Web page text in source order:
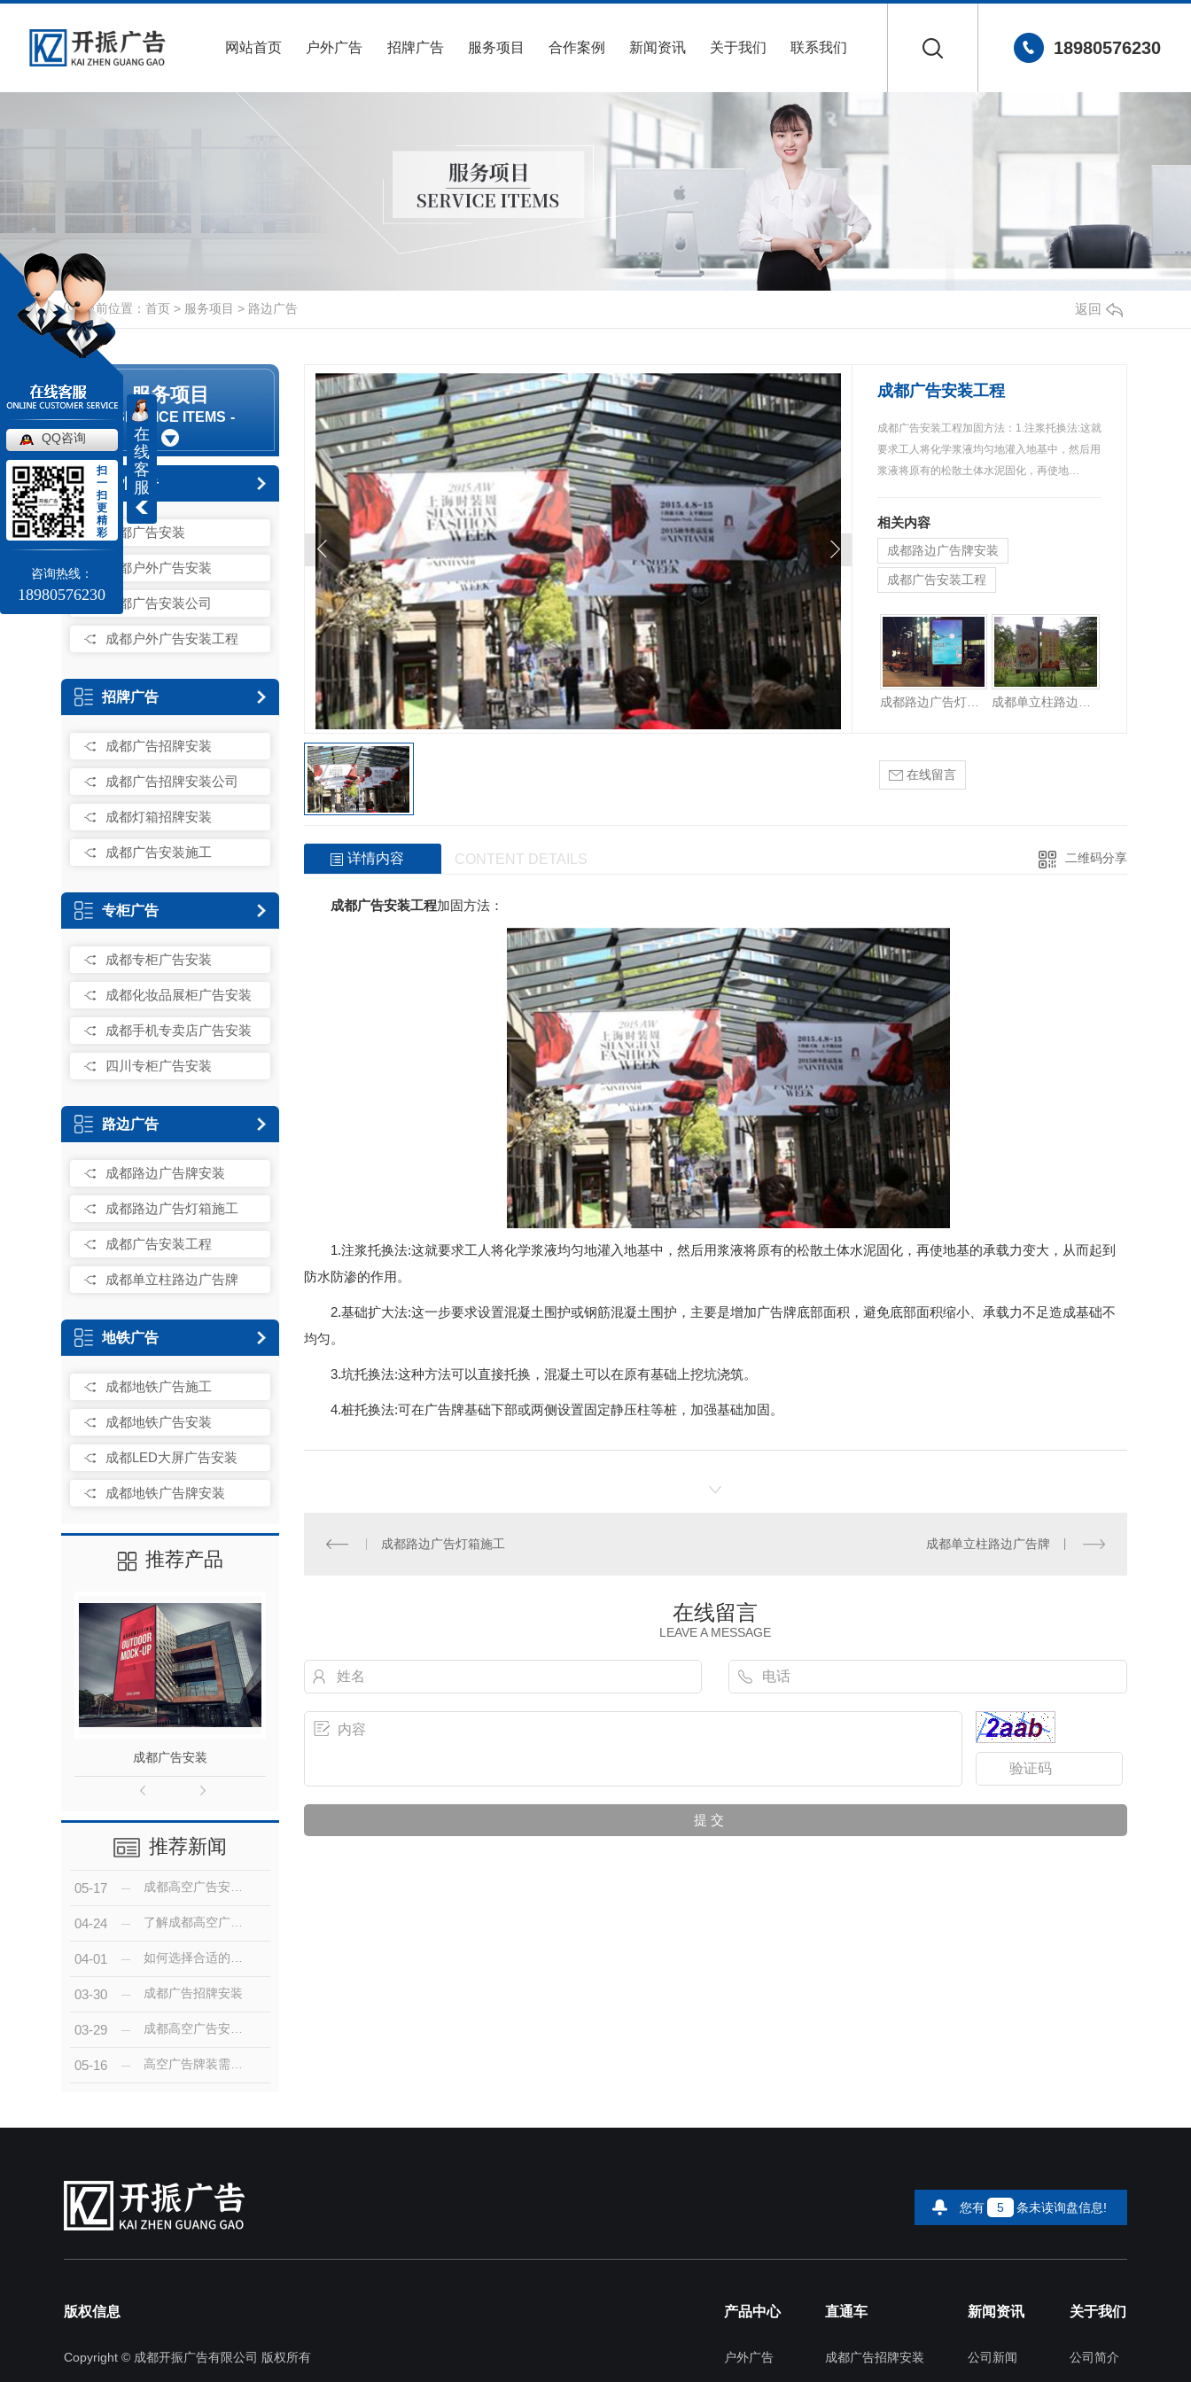
18980576230
网站首页 户外广告 招牌广告 服务项目 合作案例 新闻资讯 关于我们 联系我们
当前位置： 首页 > 服务项目 > 路边广告 返回
服务项目
SERVICE ITEMS
户外广告
成都广告安装
成都户外广告安装
成都广告安装公司
成都户外广告安装工程
招牌广告
成都广告招牌安装
成都广告招牌安装公司
成都灯箱招牌安装
成都广告安装施工
专柜广告
成都专柜广告安装
成都化妆品展柜广告安装
成都手机专卖店广告安装
四川专柜广告安装
路边广告
成都路边广告牌安装
成都路边广告灯箱施工
成都广告安装工程
成都单立柱路边广告牌
地铁广告
成都地铁广告施工
成都地铁广告安装
成都LED大屏广告安装
成都地铁广告牌安装
推荐产品
成都广告安装
推荐新闻
05-17
04-24
04-01
03-30 成都广告招牌安装
03-29
05-16
成都广告安装工程
成都广告安装工程加固方法：1.注浆托换法:这就
要求工人将化学浆液均匀地灌入地基中，然后用
浆液将原有的松散土体水泥固化，再使地…
相关内容
成都路边广告牌安装
成都广告安装工程
成都路边广告灯箱施工
在线留言
详情内容 CONTENT DETAILS 二维码分享
成都广告安装工程加固方法：
1.注浆托换法:这就要求工人将化学浆液均匀地灌入地基中，然后用浆液将原有的松散土体水泥固化，再使地基的承载力变大，从而起到
防水防渗的作用。
2.基础扩大法:这一步要求设置混凝土围护或钢筋混凝土围护，主要是增加广告牌底部面积，避免底部面积缩小、承载力不足造成基础不
均匀。
3.坑托换法:这种方法可以直接托换，混凝土可以在原有基础上挖坑浇筑。
4.桩托换法:可在广告牌基础下部或两侧设置固定静压柱等桩，加强基础加固。
成都路边广告灯箱施工 成都单立柱路边广告牌
在线留言
LEAVE A MESSAGE
您有 5 条未读询盘信息!
版权信息
Copyright © 成都开振广告有限公司 版权所有
产品中心
户外广告
直通车
成都广告招牌安装
新闻资讯
公司新闻
关于我们
公司简介
在
线
客
服
QQ咨询
扫
一
扫
更
精
彩
咨询热线：
18980576230